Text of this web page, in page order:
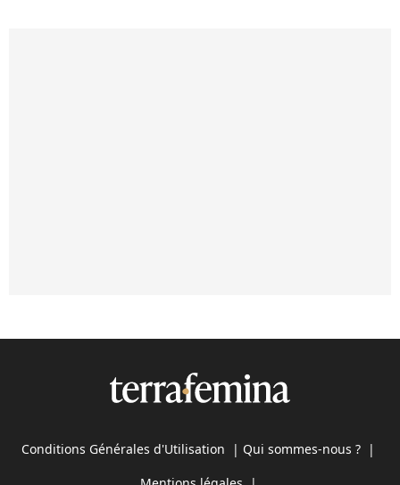
Conditions Générales d'Utilisation | Qui sommes-nous ? |